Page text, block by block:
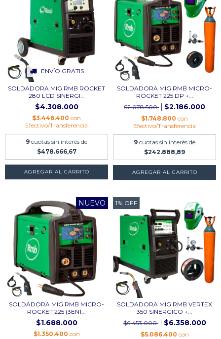
ENVÍO GRATIS
SOLDADORA MIG RMB ROCKET
280 LCD SINERGI...
$4.308.000
$3.446.400 con
Efectivo/Transferencia
9 cuotas sin interés de
$478.666,67
SOLDADORA MIG RMB MICRO-
ROCKET 225 DP +...
$2.078.500
$2.186.000
$1.748.800 con
Efectivo/Transferencia
9 cuotas sin interés de
$242.888,89
AGREGAR AL CARRITO
NUEVO
SOLDADORA MIG RMB MICRO-
ROCKET 225 (3EN1...
$1.688.000
$1.350.400 con
1% OFF
SOLDADORA MIG RMB VERTEX
350 SINERGICO +...
$6.453.000
$6.358.000
$5.086.400 con